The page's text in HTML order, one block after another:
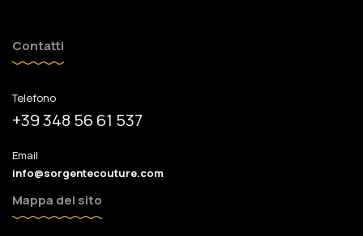
Contatti
Telefono
+39 348 56 61 537
Email
info@sorgentecouture.com
Mappa del sito